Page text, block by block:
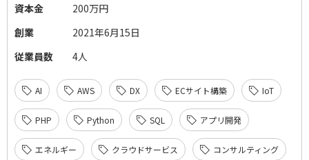
資本金
200万円
創業
2021年6月15日
従業員数
4人
AI AWS DX ECサイト構築 IoT
PHP Python SQL アプリ開発
エネルギー クラウドサービス コンサルティング